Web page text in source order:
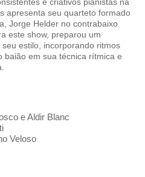
e criativos pianistas na
apresenta seu quarteto formado
Jorge Helder no contrabaixo
este show, preparou um
estilo, incorporando ritmos
baião em sua técnica rítmica e
e Aldir Blanc
Veloso